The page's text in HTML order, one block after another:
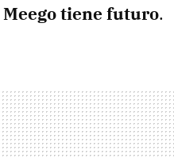
Meego tiene futuro.